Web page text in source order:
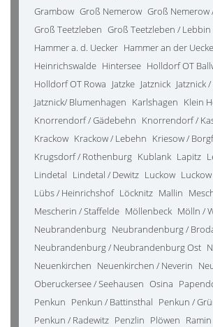
Grambow Groß Nemerow Groß Nemerow
Groß Teetzleben Groß Teetzleben / Lebbin
Hammer a. d. Uecker Hammer an der
Heinrichswalde Hintersee Holldorf OT
Holldorf OT Rowa Jatzke Jatznick Jatznick
Jatznick/ Blumenhagen Karlshagen Klein
Knorrendorf / Gädebehn Knorrendorf /
Krackow Krackow / Lebehn Kriesow /
Krugsdorf / Rothenburg Kublank Lapitz
Lindetal Lindetal / Dewitz Luckow
Lübs / Heinrichshof Löcknitz Mallin
Mescherin / Staffelde Möllenbeck Mölln /
Neubrandenburg Neubrandenburg /
Neubrandenburg / Neubrandenburg Ost
Neuenkirchen Neuenkirchen / Neverin
Oberuckersee / Seehausen Osina
Penkun Penkun / Battinsthal Penkun /
Penkun / Radewitz Penzlin Plöwen Ramin